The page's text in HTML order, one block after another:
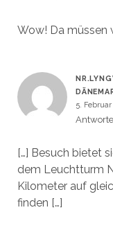
Wow! Da müssen
5. Februar
[…] Besuch bietet
dem Leuchtturm
Kilometer auf
finden […]